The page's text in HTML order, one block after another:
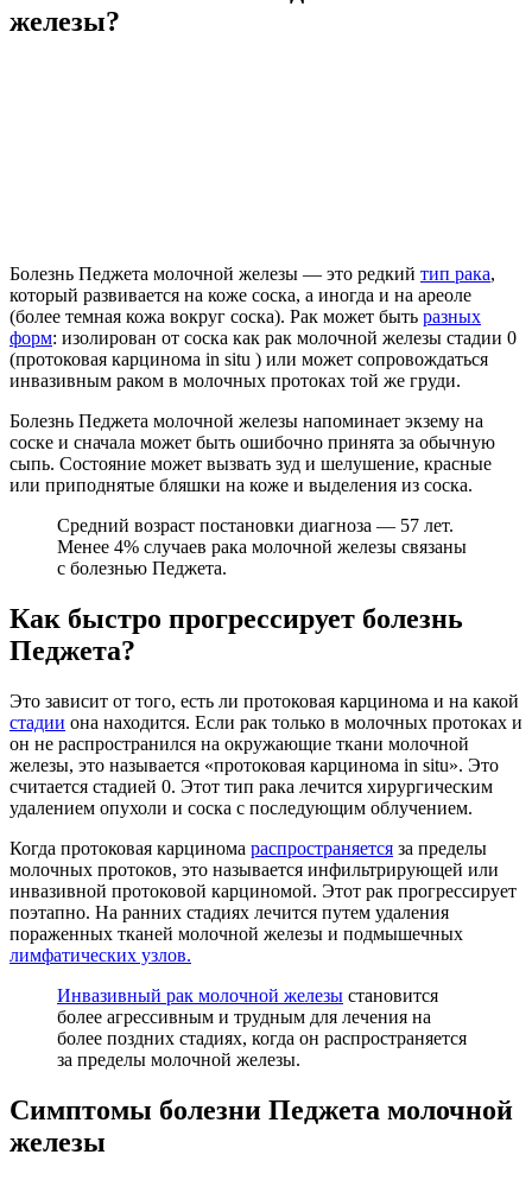
железы?
Болезнь Педжета молочной железы — это редкий тип рака,
который развивается на коже соска, а иногда и на ареоле
(более темная кожа вокруг соска). Рак может быть разных
форм: изолирован от соска как рак молочной железы стадии 0
(протоковая карцинома in situ ) или может сопровождаться
инвазивным раком в молочных протоках той же груди.
Болезнь Педжета молочной железы напоминает экзему на
соске и сначала может быть ошибочно принята за обычную
сыпь. Состояние может вызвать зуд и шелушение, красные
или приподнятые бляшки на коже и выделения из соска.
Средний возраст постановки диагноза — 57 лет.
Менее 4% случаев рака молочной железы связаны
с болезнью Педжета.
Как быстро прогрессирует болезнь
Педжета?
Это зависит от того, есть ли протоковая карцинома и на какой
стадии она находится. Если рак только в молочных протоках и
он не распространился на окружающие ткани молочной
железы, это называется «протоковая карцинома in situ». Это
считается стадией 0. Этот тип рака лечится хирургическим
удалением опухоли и соска с последующим облучением.
Когда протоковая карцинома распространяется за пределы
молочных протоков, это называется инфильтрирующей или
инвазивной протоковой карциномой. Этот рак прогрессирует
поэтапно. На ранних стадиях лечится путем удаления
пораженных тканей молочной железы и подмышечных
лимфатических узлов.
Инвазивный рак молочной железы становится
более агрессивным и трудным для лечения на
более поздних стадиях, когда он распространяется
за пределы молочной железы.
Симптомы болезни Педжета молочной
железы